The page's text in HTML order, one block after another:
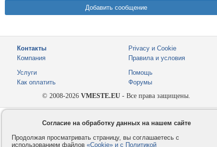
Контакты
Компания
Privacy и Cookie
Правила и условия
Услуги
Как оплатить
Помощь
Форумы
© 2008-2026 VMESTE.EU - Все права защищены.
Согласие на обработку данных на нашем сайте
Продолжая просматривать страницу, вы соглашаетесь с
использованием файлов «Cookie» и с Политикой